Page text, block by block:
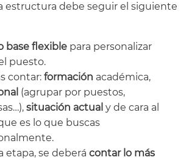
estructura debe seguir el siguiente
base flexible para personalizar
puesto.
contar: formación académica,
(agrupar por puestos,
situación actual y de cara al
es lo que buscas
etapa, se deberá contar lo más